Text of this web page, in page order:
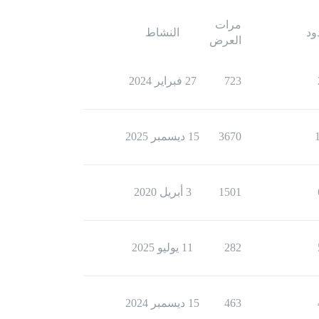
مرات
العرض
النشاط
723 27 فبراير 2024
3670 15 ديسمبر 2025
1501 3 أبريل 2020
282 11 يوليو 2025
463 15 ديسمبر 2024